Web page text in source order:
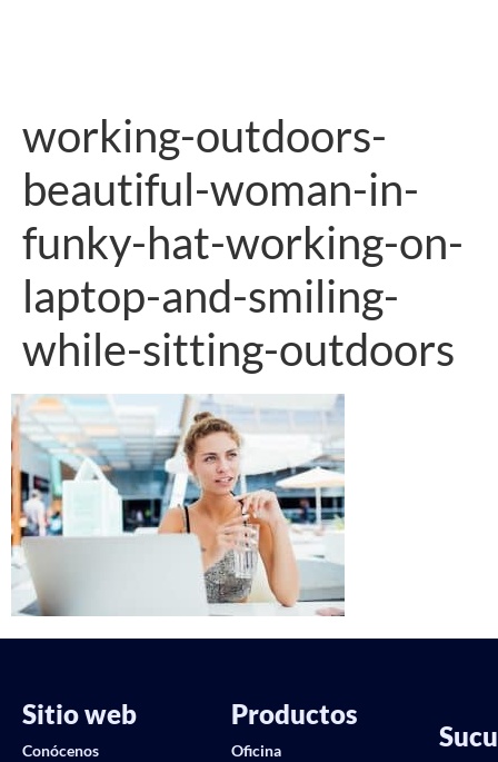
working-outdoors-
beautiful-woman-in-
funky-hat-working-on-
laptop-and-smiling-
while-sitting-outdoors
Sitio web
Conócenos
Productos
Oficina